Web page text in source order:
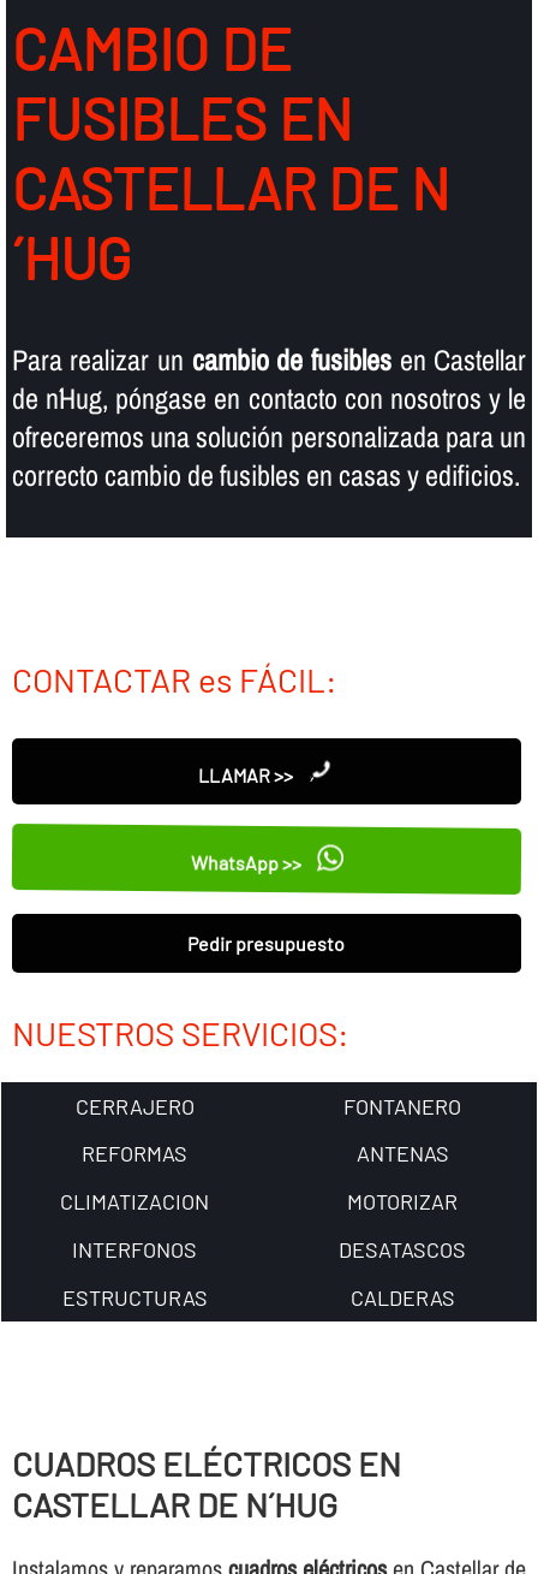
CAMBIO DE
FUSIBLES EN
CASTELLAR DE N
´HUG
Para realizar un cambio de fusiblesen Castellar
de n´Hug, póngase en contacto con nosotros y le
ofreceremos una solución personalizada para un
correcto cambio de fusibles en casas y edificios.
CONTACTAR es FÁCIL:
LLAMAR >>
WhatsApp >>
Pedir presupuesto
NUESTROS SERVICIOS:
CERRAJERO
FONTANERO
REFORMAS
ANTENAS
CLIMATIZACION
MOTORIZAR
INTERFONOS
DESATASCOS
ESTRUCTURAS
CALDERAS
CUADROS ELÉCTRICOS EN
CASTELLAR DE N´HUG